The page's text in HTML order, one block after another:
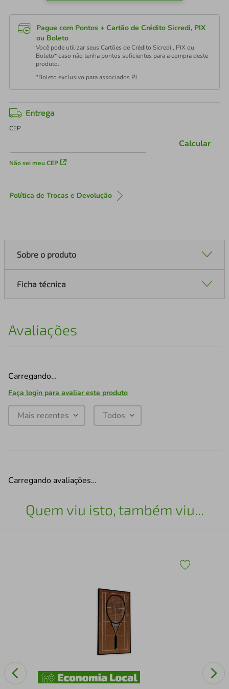
Pague com Pontos + Cartão de Crédito Sicredi, PIX
ou Boleto
Você pode utilizar seus Cartões de Crédito Sicredi , PIX ou
Boleto* caso não tenha pontos suficientes para a compra deste
produto.
*Boleto exclusivo para associados PJ
Entrega
CEP
Não sei meu CEP
Calcular
Política de Trocas e Devolução
Sobre o produto
Ficha técnica
Avaliações
Carregando…
Faça login para avaliar este produto
Mais recentes Todos
Carregando avaliações…
Quem viu isto, também viu...